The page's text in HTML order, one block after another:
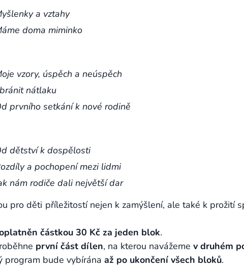
a vztahy
doma miminko
vzory, úspěch a neúspěch
nátlaku
prvního setkání k nové rodině
dětství k dospělosti
a pochopení mezi lidmi
nám rodiče dali největší dar
pro děti příležitostí nejen k zamýšlení, ale také k prožití
částkou 30 Kč za jeden blok.
první část dílen, na kterou navážeme v druhém
program bude vybírána až po ukončení všech bloků.